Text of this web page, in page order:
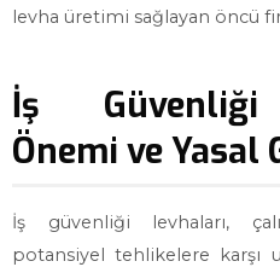
levha üretimi sağlayan öncü
İş Güvenliği
Önemi ve
İş güvenliği levhaları,
potansiyel tehlikelere karşı